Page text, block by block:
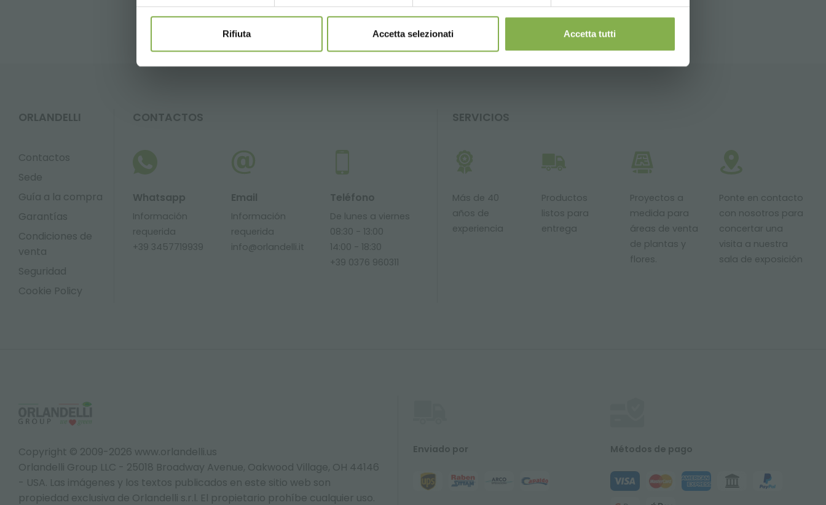
Rifiuta Accetta selezionati Accetta tutti
ORLANDELLI
Contactos
Sede
Guía a la compra
Garantías
Condiciones de
venta
Seguridad
Cookie Policy
CONTACTOS
Whatsapp
Información
requerida
+39 3457719939
Email
Información
requerida
info@orlandelli.it
Teléfono
De lunes a viernes
08:30 - 13:00
14:00 - 18:30
+39 0376 960311
SERVICIOS
Más de 40
años de
experiencia
Productos
listos para
entrega
Proyectos a
medida para
áreas de venta
de plantas y
flores.
Ponte en contacto
con nosotros para
concertar una
visita a nuestra
sala de exposición
Copyright © 2009-2026 www.orlandelli.us
Orlandelli Group LLC - 25018 Broadway Avenue, Oakwood Village, OH 44146
- USA. Las imágenes y los textos publicados en este sitio web son
propiedad exclusiva de Orlandelli s.r.l. El propietario prohíbe cualquier uso.
Enviado por Métodos de pago